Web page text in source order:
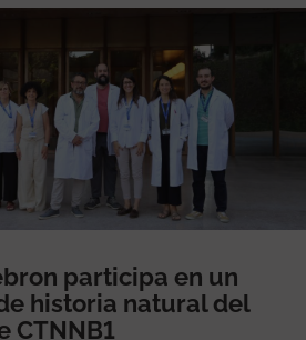
participa en un
historia natural del
CTNNB1